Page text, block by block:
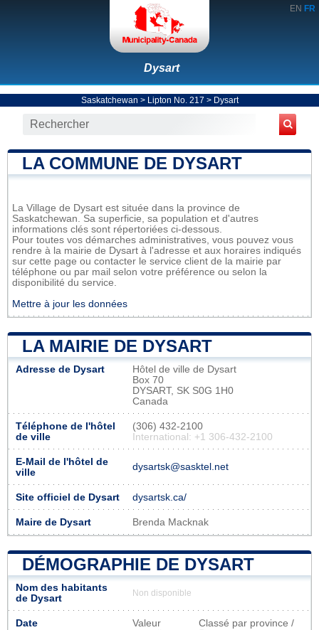
EN FR
Dysart
Saskatchewan > Lipton No. 217 > Dysart
LA COMMUNE DE DYSART
La Village de Dysart est située dans la province de
Saskatchewan. Sa superficie, sa population et d'autres
informations clés sont répertoriées ci-dessous.
Pour toutes vos démarches administratives, vous pouvez vous
rendre à la mairie de Dysart à l'adresse et aux horaires indiqués
sur cette page ou contacter le service client de la mairie par
téléphone ou par mail selon votre préférence ou selon la
disponibilité du service.
Mettre à jour les données
LA MAIRIE DE DYSART
Adresse de Dysart
Hôtel de ville de Dysart
Box 70
DYSART, SK S0G 1H0
Canada
Téléphone de l'hôtel
de ville
(306) 432-2100
International: +1 306-432-2100
E-Mail de l'hôtel de
ville
dysartsk@sasktel.net
Site officiel de Dysart dysartsk.ca/
Maire de Dysart Brenda Macknak
DÉMOGRAPHIE DE DYSART
Nom des habitants
de Dysart
Non disponible
Date
Valeur
Classé par province /